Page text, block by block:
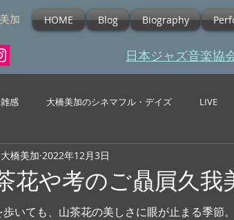
加 HOME Blog Biography
日本ジャズ音楽協
感 大橋美加のシネマフル・デイズ LIVE
花や考のご贔屓久
大橋美加 2022年12月3日
いても、山茶花の美しさに眼が止まる季節。